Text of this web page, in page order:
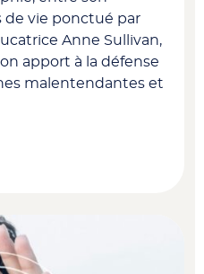
de vie ponctué par
Anne Sullivan,
apport à la défense
malentendantes et